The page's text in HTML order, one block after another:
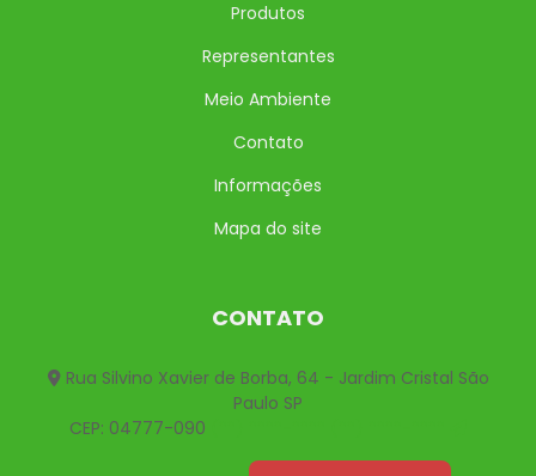
Produtos
Representantes
Meio Ambiente
Contato
Informações
Mapa do site
CONTATO
Rua Silvino Xavier de Borba, 64 - Jardim Cristal São
Paulo SP
CEP: 04777-090